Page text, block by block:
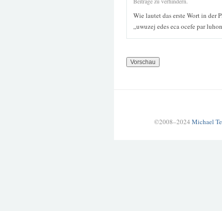
Wie lautet das erste Wort in der
„uwuzej edes eca ocefe par
©2008–2024 Michael